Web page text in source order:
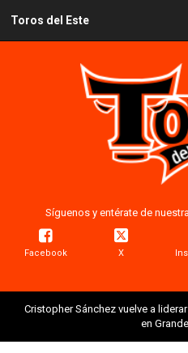
Toros del Este
Síguenos y entérate de
Facebook X
Cristopher Sánchez vuelve a
en